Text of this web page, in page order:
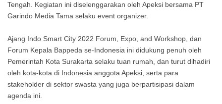
Tengah. Kegiatan ini diselenggarakan oleh Apeksi bersama PT
Garindo Media Tama selaku event organizer.
Ajang Indo Smart City 2022 Forum, Expo, and Workshop, dan
Forum Kepala Bappeda se-Indonesia ini didukung penuh oleh
Pemerintah Kota Surakarta selaku tuan rumah, dan turut dihadiri
oleh kota-kota di Indonesia anggota Apeksi, serta para
stakeholder di sektor swasta yang juga berpartisipasi dalam
agenda ini.